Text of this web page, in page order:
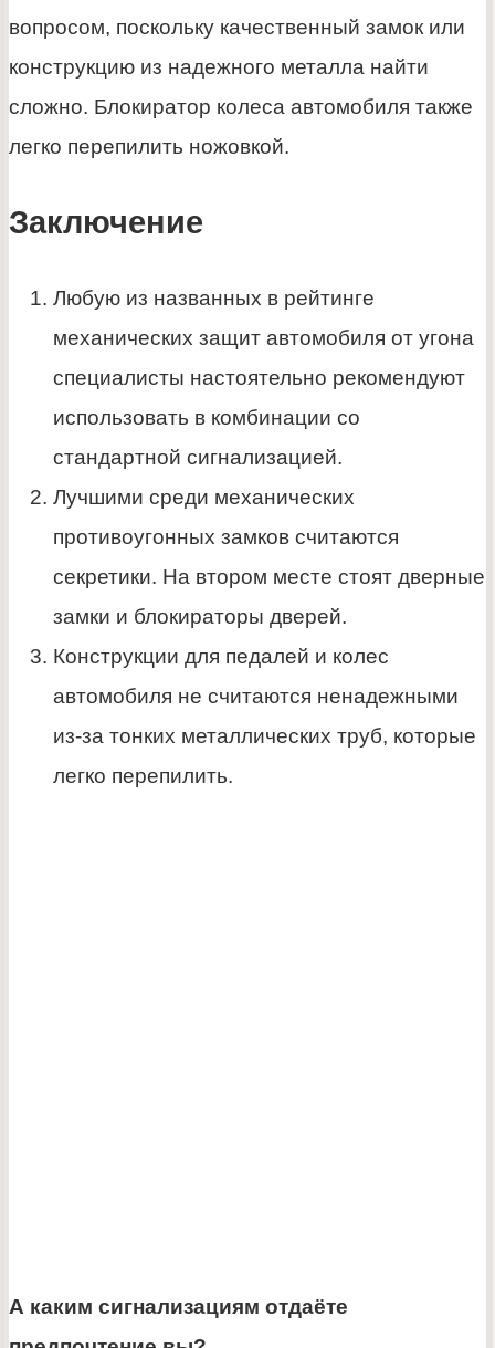
вопросом, поскольку качественный замок или
конструкцию из надежного металла найти
сложно. Блокиратор колеса автомобиля также
легко перепилить ножовкой.
Заключение
Любую из названных в рейтинге
механических защит автомобиля от угона
специалисты настоятельно рекомендуют
использовать в комбинации со
стандартной сигнализацией.
Лучшими среди механических
противоугонных замков считаются
секретики. На втором месте стоят дверные
замки и блокираторы дверей.
Конструкции для педалей и колес
автомобиля не считаются ненадежными
из-за тонких металлических труб, которые
легко перепилить.
А каким сигнализациям отдаёте